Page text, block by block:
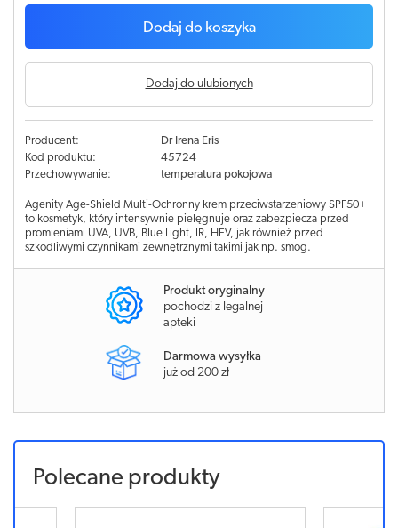
Dodaj do koszyka
Dodaj do ulubionych
Producent:
Dr Irena Eris
Kod produktu:
45724
Przechowywanie:
temperatura pokojowa
Agenity Age-Shield Multi-Ochronny krem przeciwstarzeniowy SPF50+
to kosmetyk, który intensywnie pielęgnuje oraz zabezpiecza przed
promieniami UVA, UVB, Blue Light, IR, HEV, jak również przed
szkodliwymi czynnikami zewnętrznymi takimi jak np. smog.
Produkt oryginalny
pochodzi z legalnej
apteki
Darmowa wysyłka
już od 200 zł
Polecane produkty